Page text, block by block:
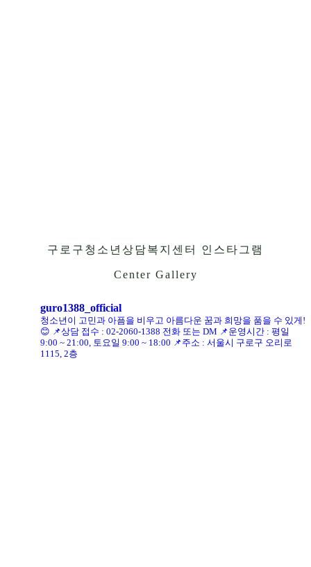
구로구청소년상담복지센터 인스타그램
Center Gallery
guro1388_official
청소년이 고민과 아픔을 비우고 아름다운 꿈과 희망을 품을 수 있게!
😊 📌상담 접수 : 02-2060-1388 전화 또는 DM 📌운영시간 : 평일
9:00 ~ 21:00, 토요일 9:00 ~ 18:00 📌주소 : 서울시 구로구 오리로
1115, 2층